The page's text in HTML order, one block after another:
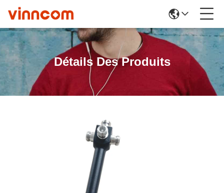
Détails Des Produits